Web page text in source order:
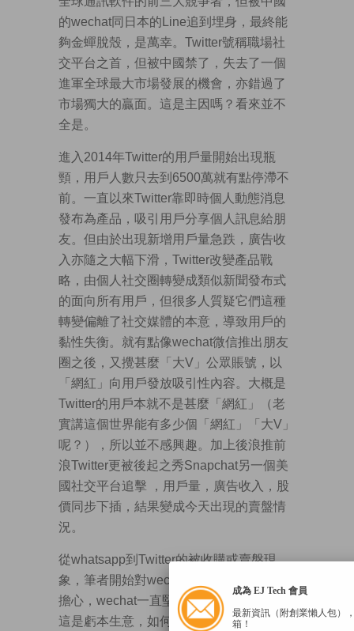
的wechat同日本的Line追到埋身，最終能
夠金蟬脫殼，是萬幸。Twitter號稱職場社
交平台之首，但被中國禁了，失去了一個
進軍全球最大市場發展的機會，亦錯過了
市場獨大的贏面。這是主因嗎？看來並不
全是。
進入2014年Twitter的用戶量開始出現瓶
頸，用戶人數只去到6500萬就有點停滯不
前。一直以來Twitter靠即時個人動態消息
發布為產品，吸引用戶分享個人訊息給朋
友。但由於出現新增用戶量急跌，廣告收
入亦隨之大幅下滑，Twitter改變產品戰
略，由個人社交圈轉變成類似新聞發布式
的面向所有用戶，但很多人質疑它們這種
轉變偏離了社交媒體的本意，導致用戶的
黏性失衡。就有點像wechat微信推出朋友
圈之後，又攪甚麼「大V」公眾賬號，以
「網紅」向用戶發放吸引性內容。大概是
Twitter的用戶本就不是甚麼「網紅」（老
實講這個世界能有多少個「網紅」「大V」
呢？），所以並不感興趣。加上後浪推前
浪Twitter更被後起之秀Snapchat另一個美
國社交平台追擊 ，用戶量，廣告收入，股
價同步下插，結果變成今天出現的賣盤情
況。
從whatsapp到Twitter的被收購或賣盤現
象，筆者開始對wechat及Line的前景有點
擔心，wechat一直堅持只做通訊平台，但
這是虧本生意，如何養活近6億的用戶量是
成為 EJ Tech 會員
最新資訊（附創業懶人包）
箱！